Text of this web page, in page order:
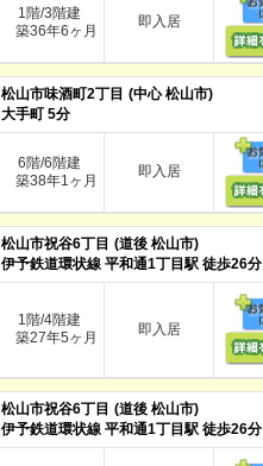
1階/3階建
築36年6ヶ月
即入居
松山市味酒町2丁目 (中心 松山市)
大手町 5分
6階/6階建
築38年1ヶ月
即入居
松山市祝谷6丁目 (道後 松山市)
伊予鉄道環状線 平和通1丁目駅 徒歩26分
1階/4階建
築27年5ヶ月
即入居
松山市祝谷6丁目 (道後 松山市)
伊予鉄道環状線 平和通1丁目駅 徒歩26分